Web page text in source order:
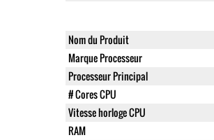
Nom du Produit
Marque Processeur
Processeur Principal
# Cores CPU
Vitesse horloge CPU
RAM